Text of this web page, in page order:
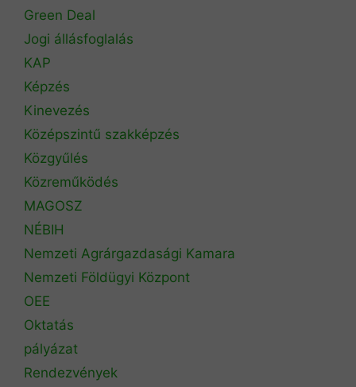
Green Deal
Jogi állásfoglalás
KAP
Képzés
Kinevezés
Középszintű szakképzés
Közgyűlés
Közreműködés
MAGOSZ
NÉBIH
Nemzeti Agrárgazdasági Kamara
Nemzeti Földügyi Központ
OEE
Oktatás
pályázat
Rendezvények